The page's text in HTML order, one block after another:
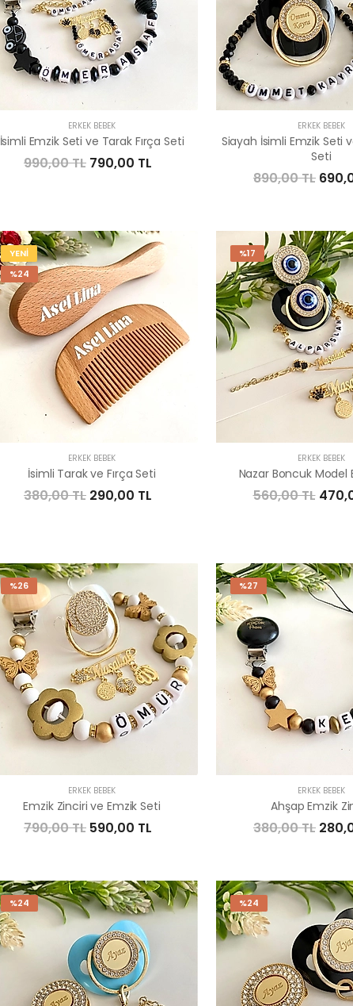
ERKEK BEBEK
İsimli Emzik Seti ve Tarak Fırça Seti
990,00 TL 790,00 TL
ERKEK BEBEK
Siayah İsimli Emzik Seti
Seti
890,00 TL
YENİ
%24
ERKEK BEBEK
İsimli Tarak ve Fırça Seti
380,00 TL 290,00 TL
%17
ERKEK BEBEK
Nazar Boncuk Model
560,00 TL
%26
ERKEK BEBEK
Emzik Zinciri ve Emzik Seti
790,00 TL 590,00 TL
%27
ERKEK BEBEK
Ahşap Emzik
380,00 TL
%24 %24